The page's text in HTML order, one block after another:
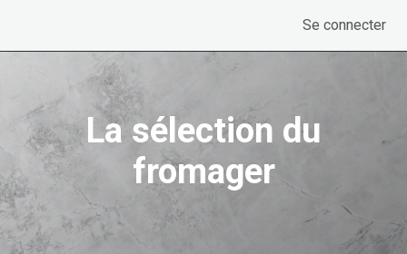
Se connecter
La sélection du
fromager